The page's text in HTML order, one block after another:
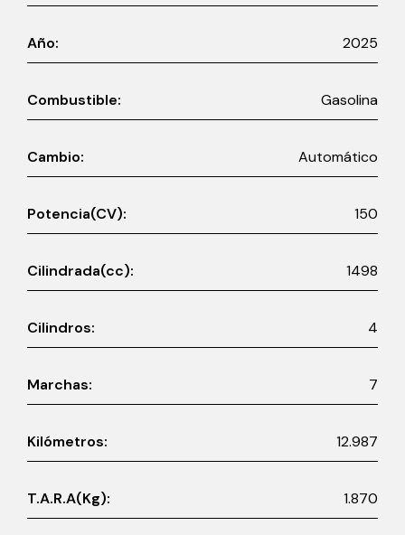
Año: 2025
Combustible: Gasolina
Cambio: Automático
Potencia(CV): 150
Cilindrada(cc): 1498
Cilindros: 4
Marchas: 7
Kilómetros: 12.987
T.A.R.A(Kg): 1.870